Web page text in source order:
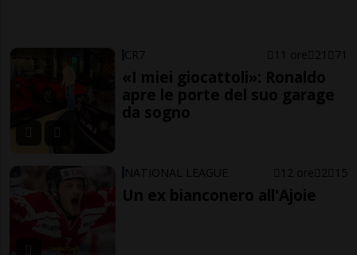
CR7 11 ore 21 71
«I miei giocattoli»: Ronaldo
apre le porte del suo garage
da sogno
NATIONAL LEAGUE 12 ore 2 15
Un ex bianconero all'Ajoie